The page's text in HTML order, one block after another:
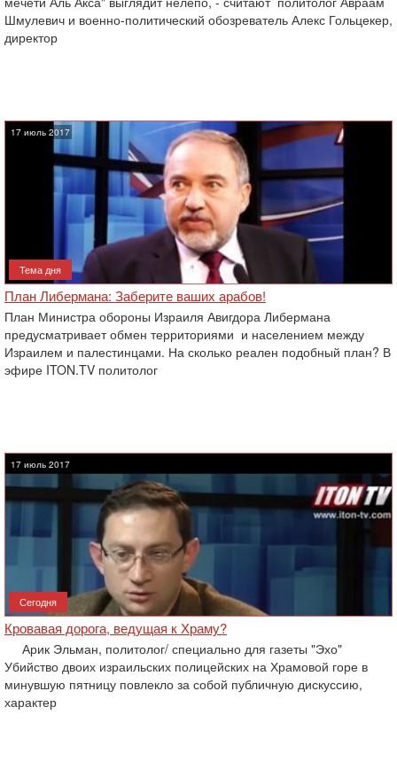
Шмулевич и военно-политический обозреватель Алекс Гольцекер,
директор
17 июль 2017
Тема дня
План Либермана: Заберите ваших арабов!
План Министра обороны Израиля Авигдора Либермана
предусматривает обмен территориями и населением между
Израилем и палестинцами. На сколько реален подобный план? В
эфире ITON.TV политолог
17 июль 2017
Сегодня
Кровавая дорога, ведущая к Храму?
Арик Эльман, политолог/ специально для газеты "Эхо"
Убийство двоих израильских полицейских на Храмовой горе в
минувшую пятницу повлекло за собой публичную дискуссию,
характер